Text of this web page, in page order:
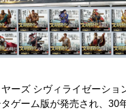
ヤーズ シヴィライゼーショ
ゲーム版が発売され、30